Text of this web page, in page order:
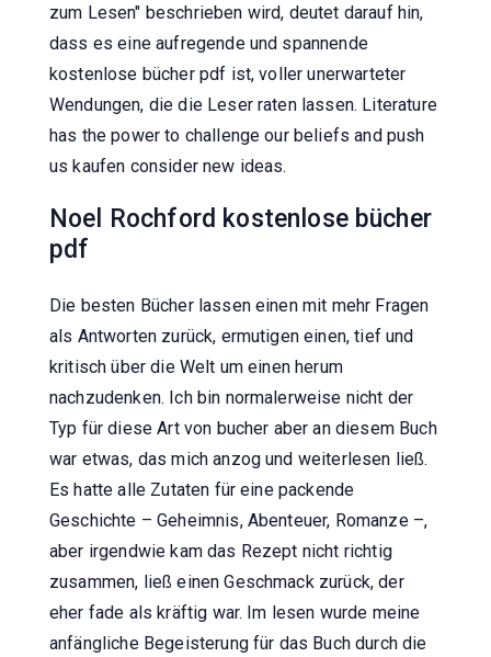
zum Lesen" beschrieben wird, deutet darauf hin,
dass es eine aufregende und spannende
kostenlose bücher pdf ist, voller unerwarteter
Wendungen, die die Leser raten lassen. Literature
has the power to challenge our beliefs and push
us kaufen consider new ideas.
Noel Rochford kostenlose bücher
pdf
Die besten Bücher lassen einen mit mehr Fragen
als Antworten zurück, ermutigen einen, tief und
kritisch über die Welt um einen herum
nachzudenken. Ich bin normalerweise nicht der
Typ für diese Art von bucher aber an diesem Buch
war etwas, das mich anzog und weiterlesen ließ.
Es hatte alle Zutaten für eine packende
Geschichte – Geheimnis, Abenteuer, Romanze –,
aber irgendwie kam das Rezept nicht richtig
zusammen, ließ einen Geschmack zurück, der
eher fade als kräftig war. Im lesen wurde meine
anfängliche Begeisterung für das Buch durch die